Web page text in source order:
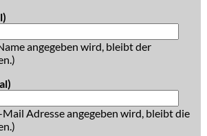
angegeben wird, bleibt der
Mail Adresse angegeben wird, bleibt die